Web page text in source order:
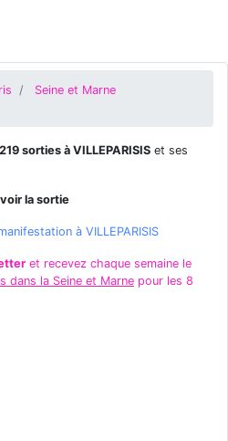
Seine et Marne
219 sorties à VILLEPARISIS et ses
la sortie
à VILLEPARISIS
et recevez chaque semaine le
dans la Seine et Marne pour les 8